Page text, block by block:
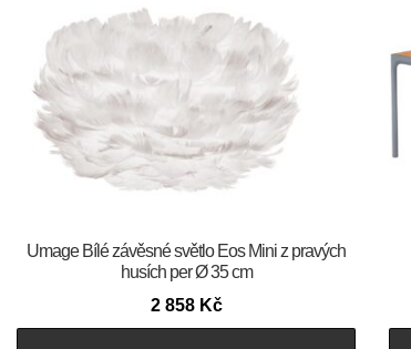
Umage Bílé závěsné světlo Eos Mini z pravých
husích per Ø 35 cm
2 858 Kč